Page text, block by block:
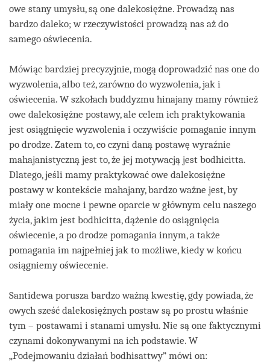
owe stany umysłu, są one dalekosiężne. Prowadzą nas
bardzo daleko; w rzeczywistości prowadzą nas aż do
samego oświecenia.
Mówiąc bardziej precyzyjnie, mogą doprowadzić nas one do
wyzwolenia, albo też, zarówno do wyzwolenia, jak i
oświecenia. W szkołach buddyzmu hinajany mamy również
owe dalekosiężne postawy, ale celem ich praktykowania
jest osiągnięcie wyzwolenia i oczywiście pomaganie innym
po drodze. Zatem to, co czyni daną postawę wyraźnie
mahajanistyczną jest to, że jej motywacją jest bodhicitta.
Dlatego, jeśli mamy praktykować owe dalekosiężne
postawy w kontekście mahajany, bardzo ważne jest, by
miały one mocne i pewne oparcie w głównym celu naszego
życia, jakim jest bodhicitta, dążenie do osiągnięcia
oświecenie, a po drodze pomagania innym, a także
pomagania im najpełniej jak to możliwe, kiedy w końcu
osiągniemy oświecenie.
Santidewa porusza bardzo ważną kwestię, gdy powiada, że
owych sześć dalekosiężnych postaw są po prostu właśnie
tym – postawami i stanami umysłu. Nie są one faktycznymi
czynami dokonywanymi na ich podstawie. W
„Podejmowaniu działań bodhisattwy” mówi on: